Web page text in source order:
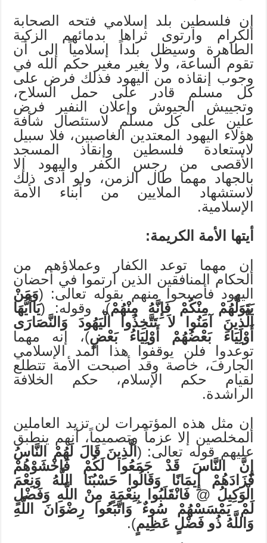
إن فلسطين بلد إسلامي فتحه الصحابة
الكرام وارتوى ثراها بدمائهم الزكية
الطاهرة وسيظل بلداً إسلامياً إلى أن
تقوم الساعة، ولا يغير مغير حكم الله في
وجوب إنقاذه من اليهود فذلك فرض على
كل مسلم قادر على حمل السلاح،
وتجييش الجيوش وإعلان النفير فرض
علين على كل مسلم لاستئصال شأفة
هؤلاء اليهود المعتدين الغاصبين، فلا سبيل
لاستعادة فلسطين وإنقاذ المسجد
الأقصى من رجس الكفر واليهود إلا
بالجهاد مهما طال الزمن، ولو أدى ذلك
لاستشهاد الملايين من أبناء الأمة
الإسلامية.
أيتها الأمة الكريمة:
إن مهما توعد الكفار وعملاؤهم من
الحكام المنافقين الذين ارتموا في أحضان
اليهود فأصبحوا منهم بقوله تعالى: (وَمَنْ
يَتَوَلَّهُمْ مِنْكُمْ فَإِنَّهُ مِنْهُمْ)، وقوله: (يَاأَيُّهَا
الَّذِينَ آمَنُوا لاَ تَتَّخِذُوا الْيَهُودَ وَالنَّصَارَى
أَوْلِيَاءَ بَعْضُهُمْ أَوْلِيَاءُ بَعْضٍ)، إنه مهما
توعدوا فلن يوقفوا هذا المد الإسلامي
الجارفَ، خاصة وقد أصبحت الأمة تتطلع
لقيام حكم الإسلام، حكم الخلافة
الراشدة.
إن مثل هذه المؤتمرات لن تزيد العاملين
المخلصين إلا عزماً وتصميماً، أنهم ينطبق
عليهم قوله تعالى: (الَّذِينَ قَالَ لَهُمْ النَّاسُ
إِنَّ النَّاسَ قَدْ جَمَعُوا لَكُمْ فَاخْشَوْهُمْ
فَزَادَهُمْ إِيمَانًا وَقَالُوا حَسْبُنَا اللَّهُ وَنِعْمَ
الْوَكِيلُ@فَانْقَلَبُوا بِنِعْمَةٍ مِنْ اللَّهِ وَفَضْلٍ
لَمْ يَمْسَسْهُمْ سُوءٌ وَاتَّبَعُوا رِضْوَانَ اللَّهِ
وَاللَّهُ ذُو فَضْلٍ عَظِيمٍ).